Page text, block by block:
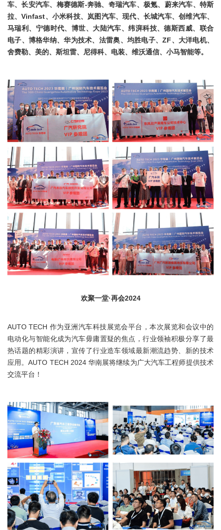
车、长安汽车、梅赛德斯-奔驰、奇瑞汽车、极氪、蔚来汽车、特斯
拉、Vinfast、小米科技、岚图汽车、现代、长城汽车、创维汽车、
马瑞利、宁德时代、博世、大陆汽车、纬湃科技、德斯西威、联合
电子、博格华纳、华为技术、法雷奥、均胜电子、ZF、大洋电机、
舍费勒、美的、斯坦雷、尼得科、电装、维沃通信、小马智能等。
欢聚一堂·再会2024
AUTO TECH 作为亚洲汽车科技展览会平台，本次展览和会议中的
电动化与智能化成为汽车毋庸置疑的焦点，行业领袖积极分享了最
热话题的精彩演讲，宣传了行业造车领域最新潮流趋势、新的技术
应用。AUTO TECH 2024 华南展将继续为广大汽车工程师提供技术
交流平台！